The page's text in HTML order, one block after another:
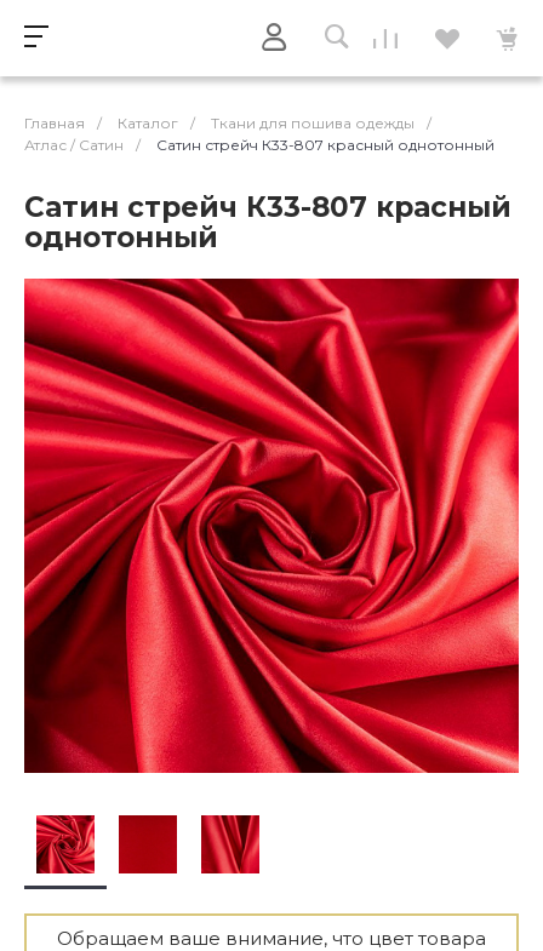
Главная / Каталог / Ткани для пошива одежды
/
Атлас / Cатин
/ Сатин стрейч К33-807 красный однотонный
Сатин стрейч К33-807 красный
однотонный
Обращаем ваше внимание, что цвет товара